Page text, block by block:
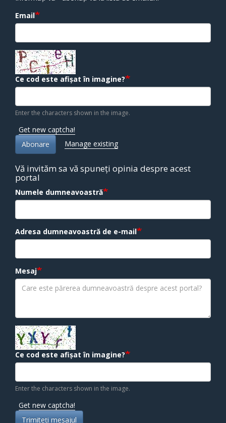
Email
Ce cod este afișat în imagine?
Enter the characters shown in the image.
Get new captcha!
Abonare
Manage existing
Vă invităm sa vă spuneți opinia despre acest
portal
Numele dumneavoastră
Adresa dumneavoastră de e-mail
Mesaj
Ce cod este afișat în imagine?
Enter the characters shown in the image.
Get new captcha!
Trimiteţi mesajul